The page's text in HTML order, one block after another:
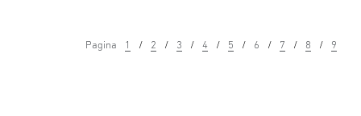
Pagina 1 2 3 4 5 6 7 8 9